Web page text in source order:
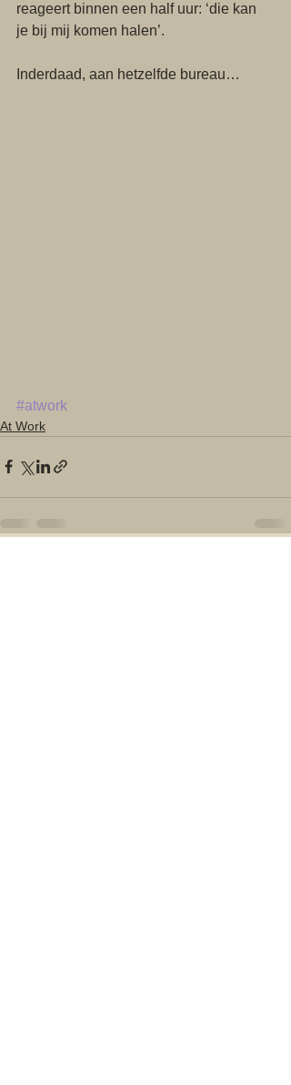
reageert binnen een half uur: ‘die kan
je bij mij komen halen’.
Inderdaad, aan hetzelfde bureau…
#atwork
At Work